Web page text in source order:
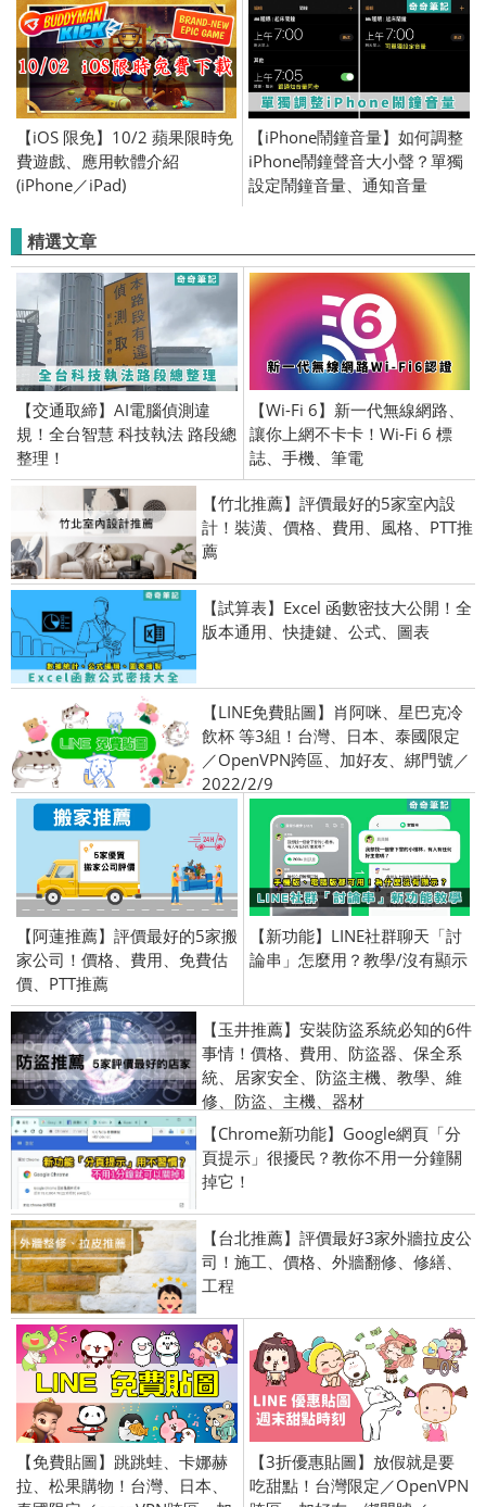
【iOS 限免】10/2 蘋果限時免
費遊戲、應用軟體介紹
(iPhone／iPad)
【iPhone鬧鐘音量】如何調整
iPhone鬧鐘聲音大小聲？單獨
設定鬧鐘音量、通知音量
精選文章
【交通取締】AI電腦偵測違
規！全台智慧 科技執法 路段總
整理！
【Wi-Fi 6】新一代無線網路、
讓你上網不卡卡！Wi-Fi 6 標
誌、手機、筆電
【竹北推薦】評價最好的5家室內設
計！裝潢、價格、費用、風格、PTT推
薦
【試算表】Excel 函數密技大公開！全
版本通用、快捷鍵、公式、圖表
【LINE免費貼圖】肖阿咪、星巴克冷
飲杯 等3組！台灣、日本、泰國限定
／OpenVPN跨區、加好友、綁門號／
2022/2/9
【阿蓮推薦】評價最好的5家搬
家公司！價格、費用、免費估
價、PTT推薦
【新功能】LINE社群聊天「討
論串」怎麼用？教學/沒有顯示
【玉井推薦】安裝防盜系統必知的6件
事情！價格、費用、防盜器、保全系
統、居家安全、防盜主機、教學、維
修、防盜、主機、器材
【Chrome新功能】Google網頁「分
頁提示」很擾民？教你不用一分鐘關
掉它！
【台北推薦】評價最好3家外牆拉皮公
司！施工、價格、外牆翻修、修繕、
工程
【免費貼圖】跳跳蛙、卡娜赫
拉、松果購物！台灣、日本、
【3折優惠貼圖】放假就是要
吃甜點！台灣限定／OpenVPN